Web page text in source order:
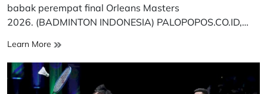
babak perempat final Orleans Masters
2026. (BADMINTON INDONESIA) PALOPOPOS.CO.ID,…
Learn More Empat
Indonesia
Melaju